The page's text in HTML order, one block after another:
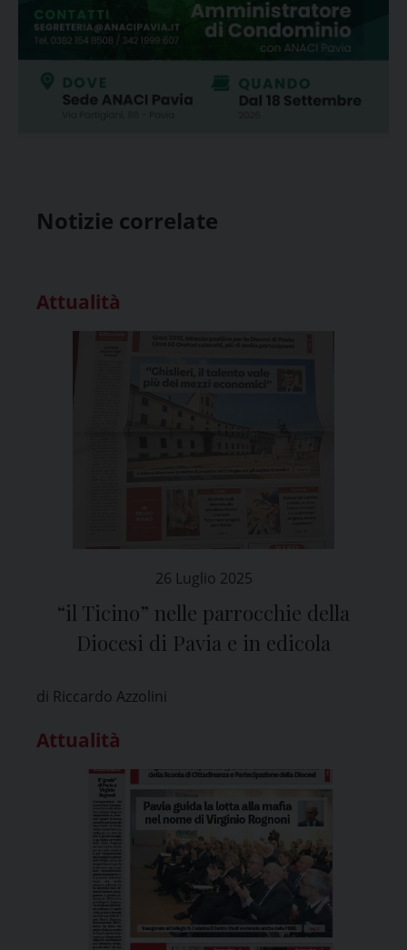
Notizie correlate
Attualità
26 Luglio 2025
“il Ticino” nelle parrocchie della
Diocesi di Pavia e in edicola
di Riccardo Azzolini
Attualità